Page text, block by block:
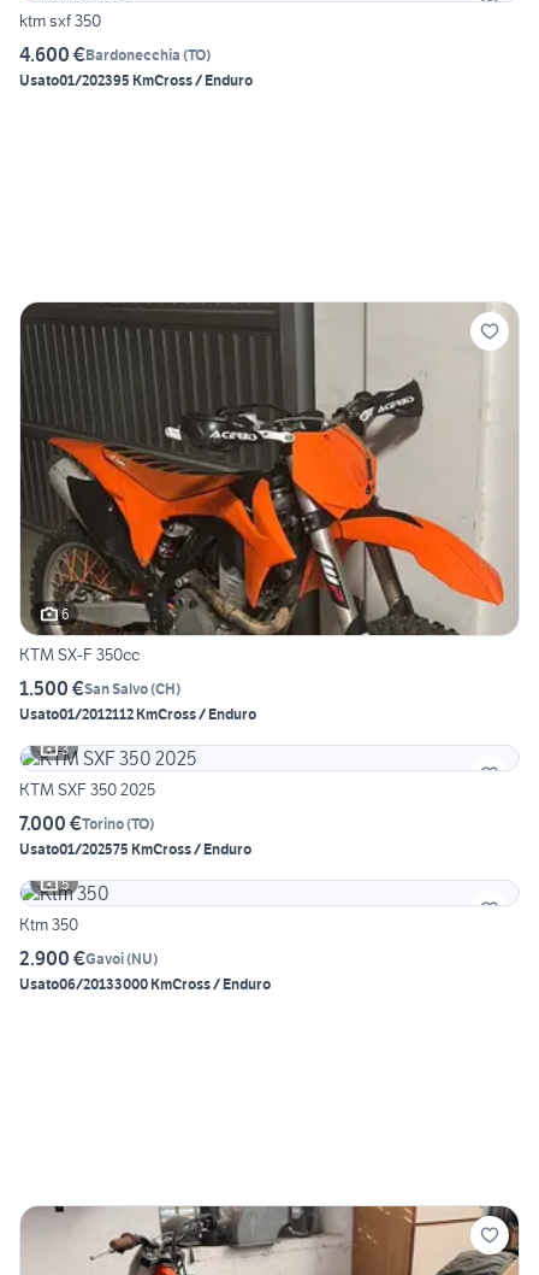
ktm sxf 350
4.600 €Bardonecchia (TO)
Usato01/202395 KmCross / Enduro
6
KTM SX-F 350cc
1.500 €San Salvo(CH)
Usato01/2012112 KmCross / Enduro
3
KTM SXF 350 2025
7.000 €Torino(TO)
Usato01/202575 KmCross / Enduro
5
Ktm 350
2.900 €Gavoi(NU)
Usato06/20133000 KmCross / Enduro